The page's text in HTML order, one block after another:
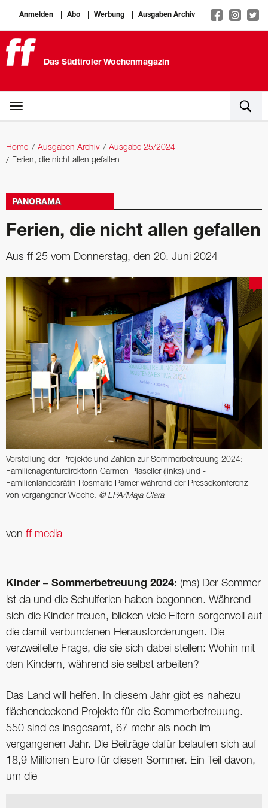
Anmelden Abo Werbung Ausgaben Archiv
Das Südtiroler Wochenmagazin
Home Ausgaben Archiv
Ausgabe 25/2024
Ferien, die nicht allen gefallen
PANORAMA
Ferien, die nicht allen gefallen
Aus ff 25 vom Donnerstag, den 20. Juni 2024
Vorstellung der Projekte und Zahlen zur ­Sommerbetreuung 2024:
Familienagentur­direktorin Carmen Plaseller (links) und ­
Familienlandesrätin Rosmarie Pamer ­während der Pressekonferenz
von ­vergangener Woche. © LPA/Maja Clara
von ff media
Kinder – Sommerbetreuung 2024: (ms) Der Sommer
ist da und die Schulferien haben begonnen. Während
sich die Kinder freuen, blicken viele Eltern sorgenvoll auf
die damit verbundenen Herausforderungen. Die
verzweifelte Frage, die sie sich dabei stellen: Wohin mit
den Kindern, während sie selbst arbeiten?
Das Land will helfen. In diesem Jahr gibt es nahezu
flächendeckend Projekte für die Sommerbetreuung.
550 sind es insgesamt, 67 mehr als noch im
vergangenen Jahr. Die Beiträge dafür belaufen sich auf
18,9 Millionen Euro für diesen Sommer. Ein Teil davon,
um die